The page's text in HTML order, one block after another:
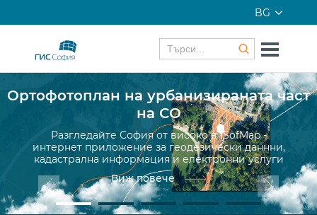
BG
Oртофотоплан на урбанизираната част
на СO
Разгледайте София от високо в iSofMap -
интернет приложение за геодезически даннни,
кадастрална информация и електронни услуги
Виж повече